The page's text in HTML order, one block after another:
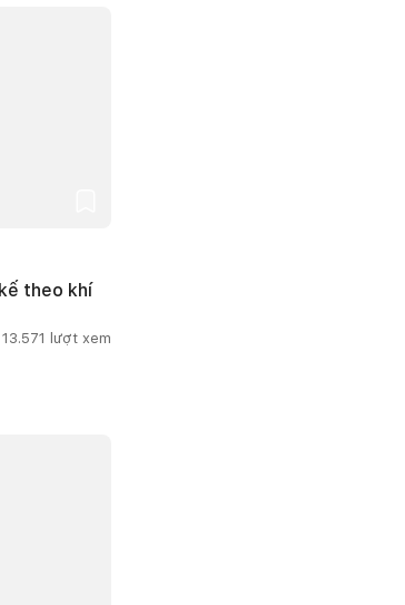
theo khí
13.571 lượt xem